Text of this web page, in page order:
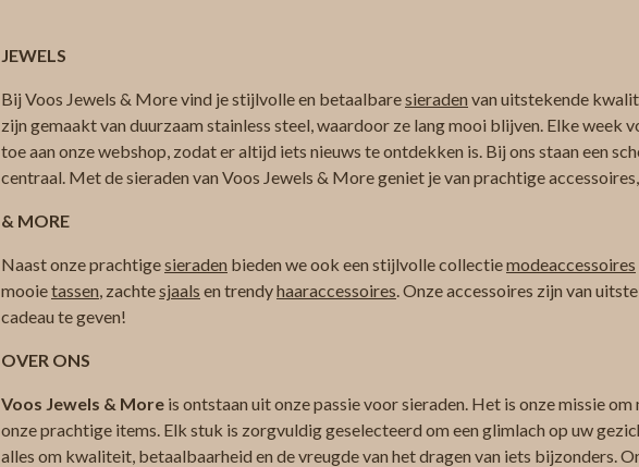
JEWELS
Bij Voos Jewels & More vind je stijlvolle en betaalbaresieraden van uitstekende
zijn gemaakt van duurzaam stainless steel, waardoor ze lang mooi blijven. Elke week
toe aan onze webshop, zodat er altijd iets nieuws te ontdekken is. Bij ons staan een
centraal. Met de sieraden van Voos Jewels & More geniet je van prachtige
& MORE
Naast onze prachtigesieraden bieden we ook een stijlvolle collectiemodeaccessoires
mooietassen, zachtesjaals en trendyhaaraccessoires. Onze accessoires zijn van
cadeau te geven!
OVER ONS
Voos Jewels & More is ontstaan uit onze passie voor sieraden. Het is onze missie
onze prachtige items. Elk stuk is zorgvuldig geselecteerd om een glimlach op uw
alles om kwaliteit, betaalbaarheid en de vreugde van het dragen van iets bijzonders.